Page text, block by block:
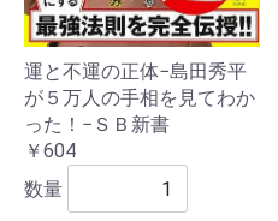
運と不運の正体−島田秀平
が５万人の手相を見てわか
った！−ＳＢ新書
￥604
数量